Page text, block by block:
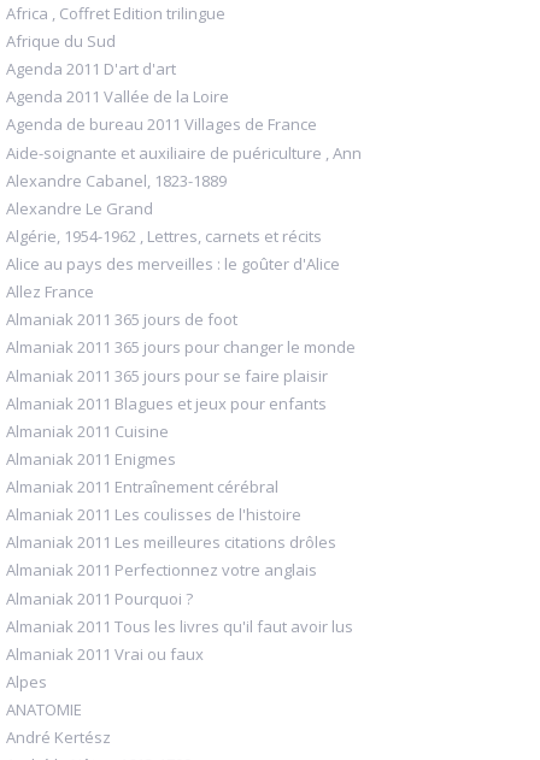
Africa , Coffret Edition trilingue
Afrique du Sud
Agenda 2011 D'art d'art
Agenda 2011 Vallée de la Loire
Agenda de bureau 2011 Villages de France
Aide-soignante et auxiliaire de puériculture , Ann
Alexandre Cabanel, 1823-1889
Alexandre Le Grand
Algérie, 1954-1962 , Lettres, carnets et récits
Alice au pays des merveilles : le goûter d'Alice
Allez France
Almaniak 2011 365 jours de foot
Almaniak 2011 365 jours pour changer le monde
Almaniak 2011 365 jours pour se faire plaisir
Almaniak 2011 Blagues et jeux pour enfants
Almaniak 2011 Cuisine
Almaniak 2011 Enigmes
Almaniak 2011 Entraînement cérébral
Almaniak 2011 Les coulisses de l'histoire
Almaniak 2011 Les meilleures citations drôles
Almaniak 2011 Perfectionnez votre anglais
Almaniak 2011 Pourquoi ?
Almaniak 2011 Tous les livres qu'il faut avoir lus
Almaniak 2011 Vrai ou faux
Alpes
ANATOMIE
André Kertész